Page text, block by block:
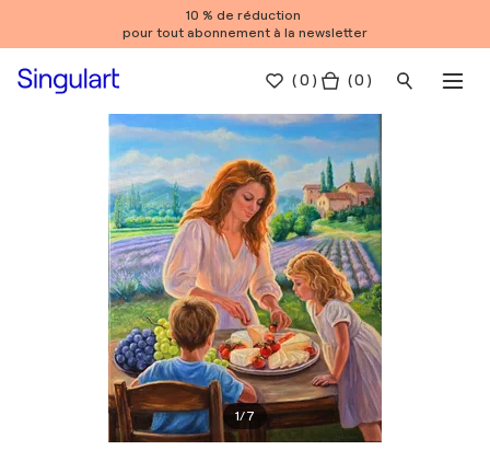
10 % de réduction
pour tout abonnement à la newsletter
(0 ) ( 0 )
1/7